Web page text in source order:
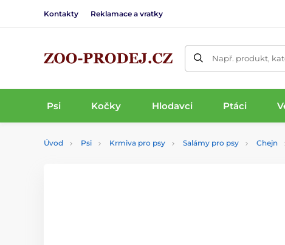
Kontakty Reklamace a vratky
Např. produkt,
Psi Kočky Hlodavci Ptáci
Úvod Psi Krmiva pro psy Salámy pro psy Chejn